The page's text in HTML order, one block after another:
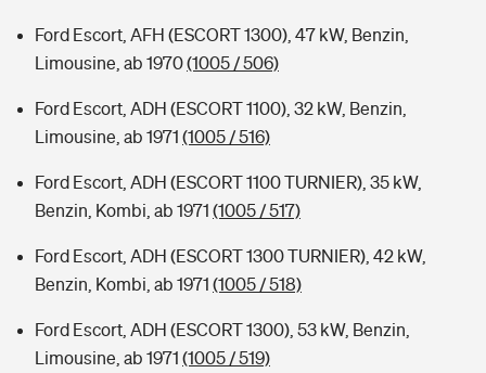
Ford Escort, AFH (ESCORT 1300), 47 kW, Benzin,
Limousine, ab 1970(1005 / 506)
Ford Escort, ADH (ESCORT 1100), 32 kW, Benzin,
Limousine, ab 1971 (1005 / 516)
Ford Escort, ADH (ESCORT 1100 TURNIER), 35 kW,
Benzin, Kombi, ab 1971 (1005 / 517)
Ford Escort, ADH (ESCORT 1300 TURNIER), 42 kW,
Benzin, Kombi, ab 1971 (1005 / 518)
Ford Escort, ADH (ESCORT 1300), 53 kW, Benzin,
Limousine, ab 1971 (1005 / 519)